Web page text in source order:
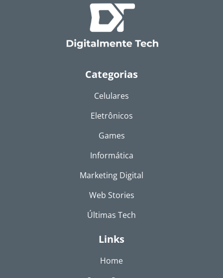
Categorias
Celulares
Eletrônicos
Games
Informática
Marketing Digital
Web Stories
Últimas Tech
Links
Home